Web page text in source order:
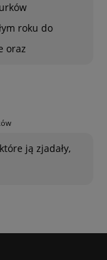
roku do
oraz
ją zjadały,